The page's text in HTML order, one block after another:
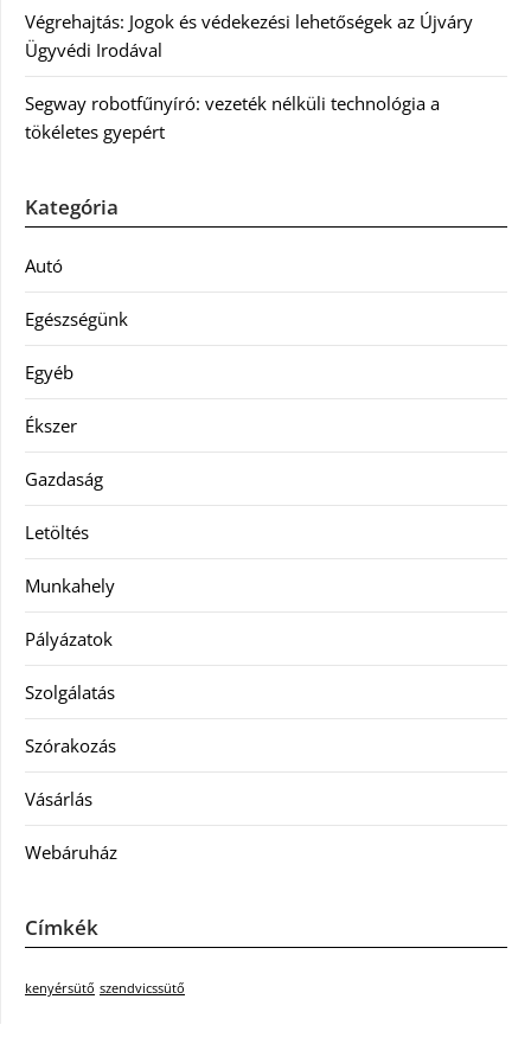
Végrehajtás: Jogok és védekezési lehetőségek az Újváry
Ügyvédi Irodával
Segway robotfűnyíró: vezeték nélküli technológia a
tökéletes gyepért
Kategória
Autó
Egészségünk
Egyéb
Ékszer
Gazdaság
Letöltés
Munkahely
Pályázatok
Szolgálatás
Szórakozás
Vásárlás
Webáruház
Címkék
kenyérsütő szendvicssütő